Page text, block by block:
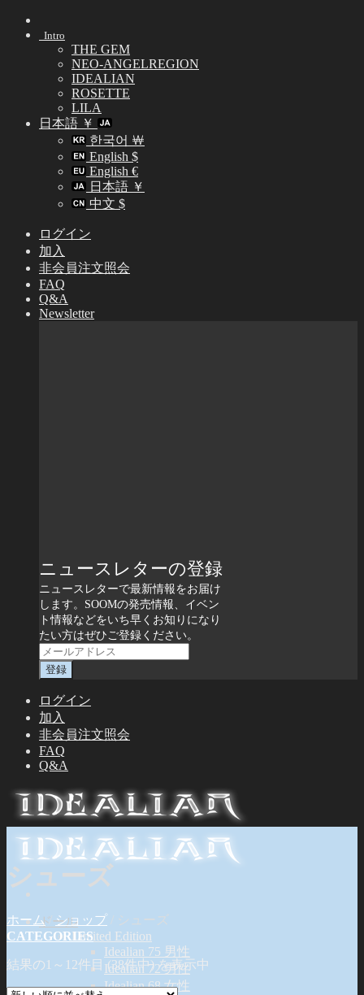
Skip
Intro
THE GEM
NEO-ANGELREGION
IDEALIAN
ROSETTE
LILA
日本語 ￥
한국어 ￦
English $
English €
日本語 ￥
中文 $
ログイン
加入
非会員注文照会
FAQ
Q&A
Newsletter
ニュースレターの登録
ニュースレターで最新情報をお届け
します。SOOMの発売情報、イベン
ト情報などをいち早くお知りになり
たい方はぜひご登録ください。
ログイン
加入
非会員注文照会
FAQ
Q&A
ドール
Limited Edition
Idealian 75 男性
Idealian 72 男性
Idealian 68 女性
シューズ
ホーム / ショップ
シューズ
CATEGORIES
結果の1～12件目 (38件中) を表示中